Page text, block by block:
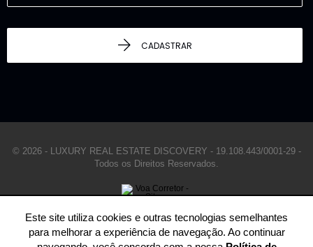
CADASTRAR
© 2026 - LUXURY REAL ESTATE DISCOVERY - 19.108.443/0001-29 -
Todos os Direitos Reservados.
Este site utiliza cookies e outras tecnologias semelhantes
para melhorar a experiência de navegação. Ao continuar